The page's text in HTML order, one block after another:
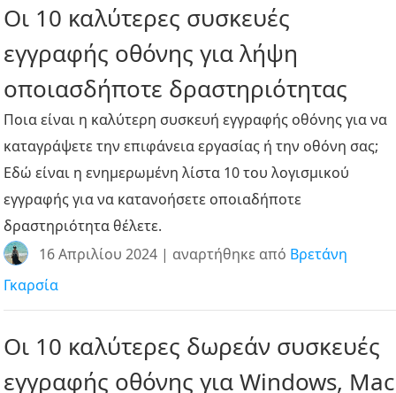
Οι 10 καλύτερες συσκευές
εγγραφής οθόνης για λήψη
οποιασδήποτε δραστηριότητας
Ποια είναι η καλύτερη συσκευή εγγραφής οθόνης για να
καταγράψετε την επιφάνεια εργασίας ή την οθόνη σας;
Εδώ είναι η ενημερωμένη λίστα 10 του λογισμικού
εγγραφής για να κατανοήσετε οποιαδήποτε
δραστηριότητα θέλετε.
16 Απριλίου 2024 | αναρτήθηκε από Βρετάνη
Γκαρσία
Οι 10 καλύτερες δωρεάν συσκευές
εγγραφής οθόνης για Windows, Mac